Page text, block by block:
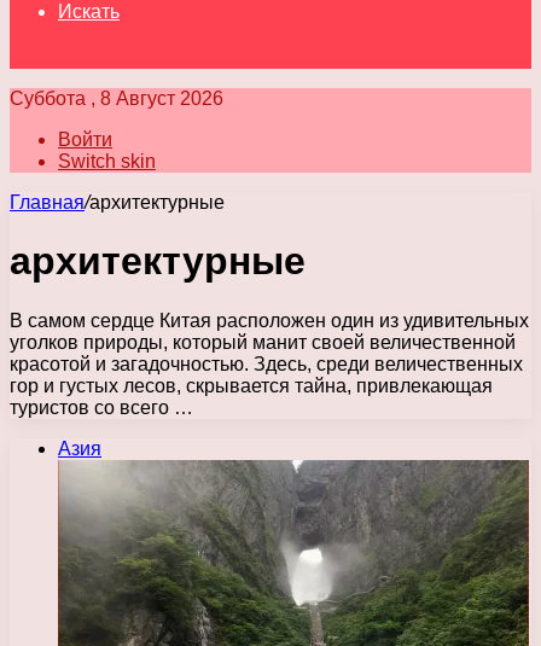
Искать
Суббота , 8 Август 2026
Войти
Switch skin
Главная/архитектурные
архитектурные
В самом сердце Китая расположен один из удивительных
уголков природы, который манит своей величественной
красотой и загадочностью. Здесь, среди величественных
гор и густых лесов, скрывается тайна, привлекающая
туристов со всего …
Азия